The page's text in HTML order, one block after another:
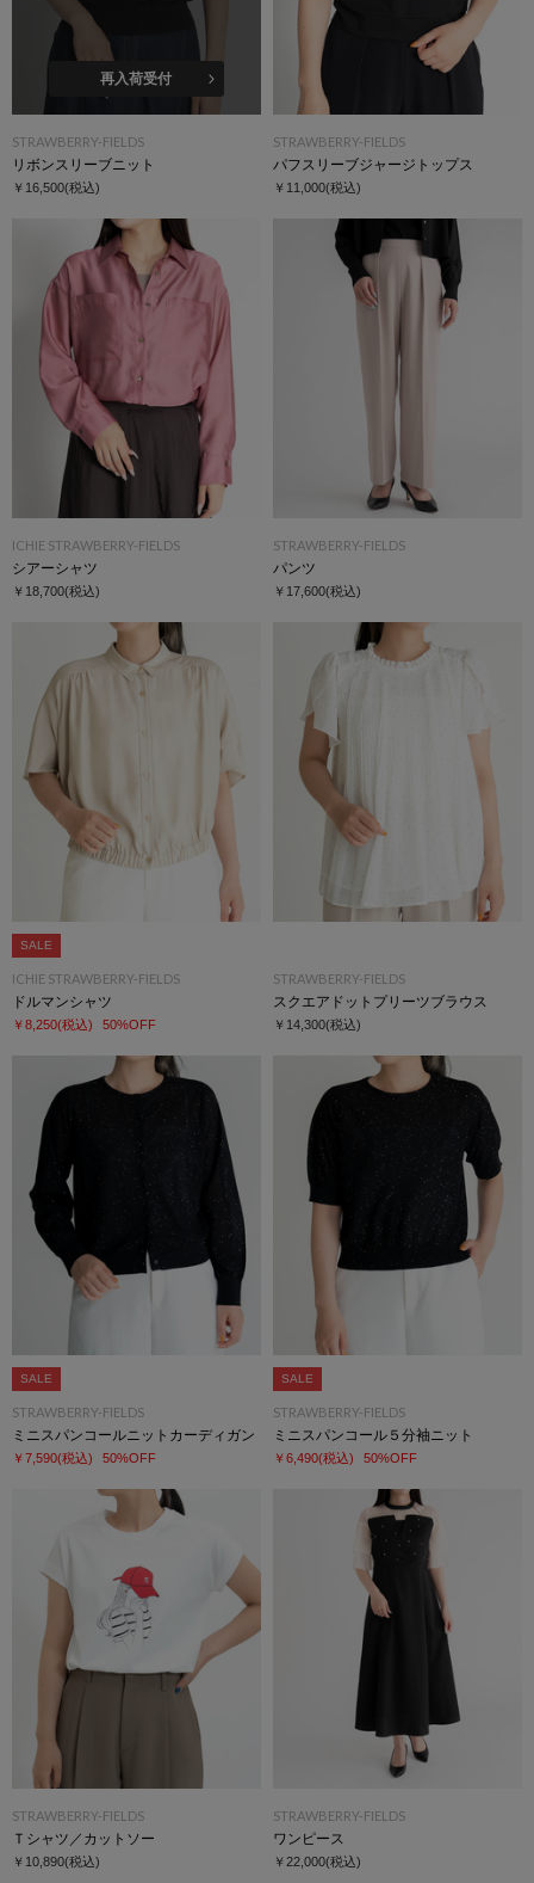
再入荷受付
STRAWBERRY-FIELDS
リボンスリーブニット
￥16,500(税込)
STRAWBERRY-FIELDS
パフスリーブジャージトップス
￥11,000(税込)
ICHIE STRAWBERRY-FIELDS
シアーシャツ
￥18,700(税込)
STRAWBERRY-FIELDS
パンツ
￥17,600(税込)
SALE
ICHIE STRAWBERRY-FIELDS
ドルマンシャツ
￥8,250(税込) 50%OFF
STRAWBERRY-FIELDS
スクエアドットプリーツブラウス
￥14,300(税込)
SALE
STRAWBERRY-FIELDS
ミニスパンコールニットカーディガン
￥7,590(税込) 50%OFF
SALE
STRAWBERRY-FIELDS
ミニスパンコール５分袖ニット
￥6,490(税込) 50%OFF
STRAWBERRY-FIELDS
Ｔシャツ／カットソー
￥10,890(税込)
STRAWBERRY-FIELDS
ワンピース
￥22,000(税込)